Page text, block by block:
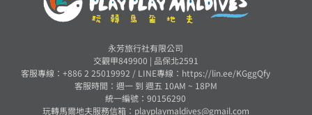
永芳旅行社有限公司
交觀甲849900 | 品保北2591
客服專線：+886 2 25019992 / LINE專線：https://lin.ee/KGggQfy
客服時間：週一 到 週五 10AM ~ 18PM
統一編號：90156290
玩轉馬爾地夫服務信箱： playplaymaldives@gmail.com